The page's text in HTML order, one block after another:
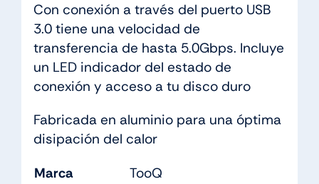
Con conexión a través del puerto USB
3.0 tiene una velocidad de
transferencia de hasta 5.0Gbps. Incluye
un LED indicador del estado de
conexión y acceso a tu disco duro
Fabricada en aluminio para una óptima
disipación del calor
Marca
TooQ